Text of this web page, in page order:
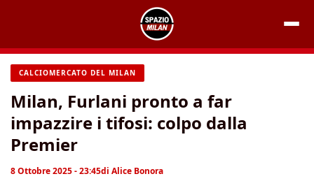
contenuto
CALCIOMERCATO DEL MILAN
Milan, Furlani pronto a far
impazzire i tifosi: colpo dalla
Premier
8 Ottobre 2025 - 23:45di Alice Bonora